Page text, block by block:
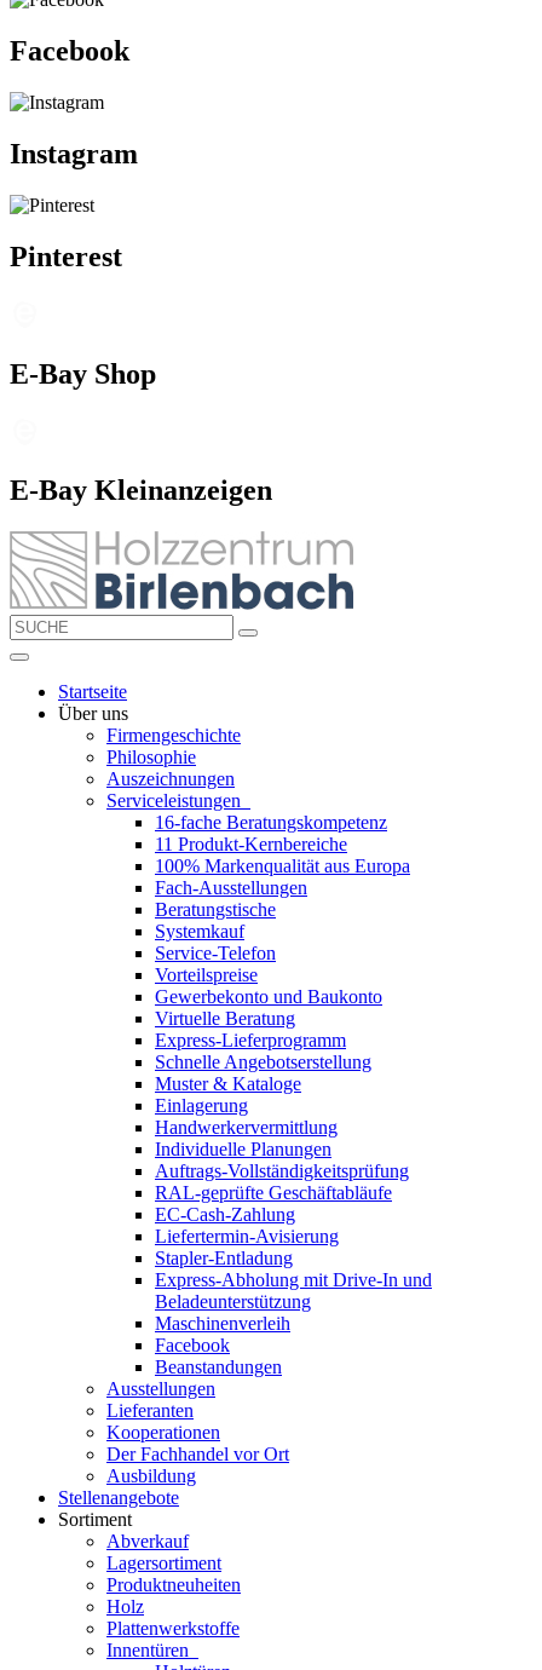
Facebook
Instagram
Pinterest
E-Bay Shop
E-Bay Kleinanzeigen
Startseite
Über uns
Firmengeschichte
Philosophie
Auszeichnungen
Serviceleistungen
16-fache Beratungskompetenz
11 Produkt-Kernbereiche
100% Markenqualität aus Europa
Fach-Ausstellungen
Beratungstische
Systemkauf
Service-Telefon
Vorteilspreise
Gewerbekonto und Baukonto
Virtuelle Beratung
Express-Lieferprogramm
Schnelle Angebotserstellung
Muster & Kataloge
Einlagerung
Handwerkervermittlung
Individuelle Planungen
Auftrags-Vollständigkeitsprüfung
RAL-geprüfte Geschäftabläufe
EC-Cash-Zahlung
Liefertermin-Avisierung
Stapler-Entladung
Express-Abholung mit Drive-In und
Beladeunterstützung
Maschinenverleih
Facebook
Beanstandungen
Ausstellungen
Lieferanten
Kooperationen
Der Fachhandel vor Ort
Ausbildung
Stellenangebote
Sortiment
Abverkauf
Lagersortiment
Produktneuheiten
Holz
Plattenwerkstoffe
Innentüren